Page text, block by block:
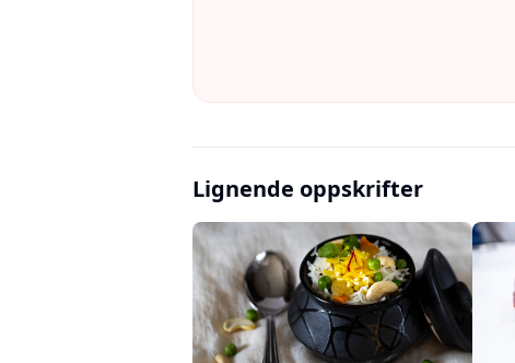
Lignende oppskrifter